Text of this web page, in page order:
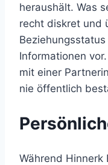
heraushält. Was
recht diskret und
Informationen
mit einer
nie öffentlich
Während Hinnerk